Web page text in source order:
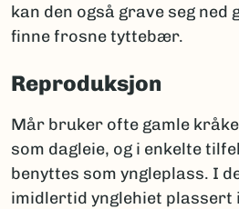
kan den også grave seg ned
finne frosne tyttebær.
Reproduksjon
Mår bruker ofte gamle
som dagleie, og i enkelte
benyttes som yngleplass. I
imidlertid ynglehiet